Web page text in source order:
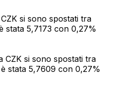
si sono spostati tra
stata 5,7173 con 0,27%
CZK si sono spostati tra
stata 5,7609 con 0,27%